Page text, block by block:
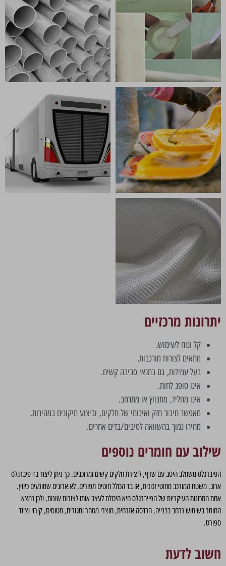
יתרונות מרכזיים
קל ונוח לשימוש.
מתאים לצורות מורכבות.
בעל עמידות, גם בתנאי סביבה קשים.
אינו סופג לחות.
אינו מחליד, מתכווץ או מתרחב.
מאפשר חיבור חזק ואיכותי של חלקים, וביצוע תיקונים במהירות.
מחירו נמוך בהשוואה לסיבים/בדים אחרים.
שילוב עם חומרים נוספים
הפיברגלס משתלב היטב עם שרף, ליצירת חלקים קשים ומרוכבים. כך ניתן ליצור בד פיברגלס
ארוג, משטח המורכב מחוטי זכוכית, או בד הכולל חוטים תפורים, לא ארוגים שמונעים כיווץ.
אחת התכונות העיקריות של הפייברגלס היא היכולת לעצב אותו לצורות שונות, ולכן נמצא
החומר בשימוש נרחב בבנייה, הנדסה אזרחית, מוצרי מסחר ומגורים, מטוסים, קירוי וציוד
ספורט.
חשוב לדעת